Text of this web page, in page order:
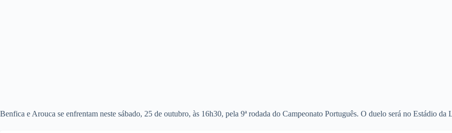
Benfica e Arouca se enfrentam neste sábado, 25 de outubro, às 16h30, pela 9ª rodada do Campeonato Português. O duelo será no Estádio da